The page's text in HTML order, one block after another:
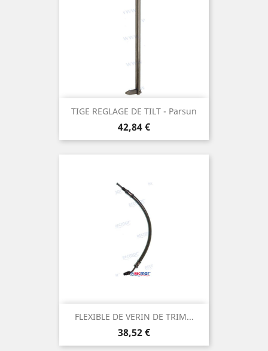
TIGE REGLAGE DE TILT - Parsun
Prix
42,84 €
FLEXIBLE DE VERIN DE TRIM...
Prix
38,52 €